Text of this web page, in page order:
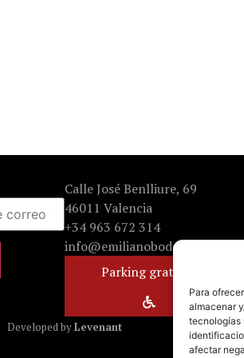
Para
almacenar
tecnologías
afectar
Calle José Benlliure, 69
46011 Valencia
+34 963 672 314
info@emilianobodega.com
Parking gratuito
Developed byLevenant